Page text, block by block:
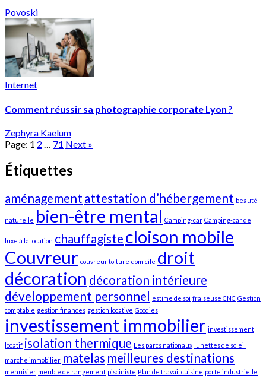
Povoski
Internet
Comment réussir sa photographie corporate Lyon ?
Zephyra Kaelum
Page: 1 2 … 71 Next »
Étiquettes
aménagement attestation d’hébergement beauté
naturelle bien-être mental Camping-car Camping-car de
luxe à la location chauffagiste cloison mobile
Couvreur couvreur toiture domicile droit
décoration décoration intérieure
développement personnel estime de soi fraiseuse CNC Gestion
comptable gestion finances gestion locative Goodies
investissement immobilier investissement
locatif isolation thermique Les parcs nationaux lunettes de soleil
marché immobilier matelas meilleures destinations
menuisier meuble de rangement pisciniste Plan de travail cuisine porte industrielle